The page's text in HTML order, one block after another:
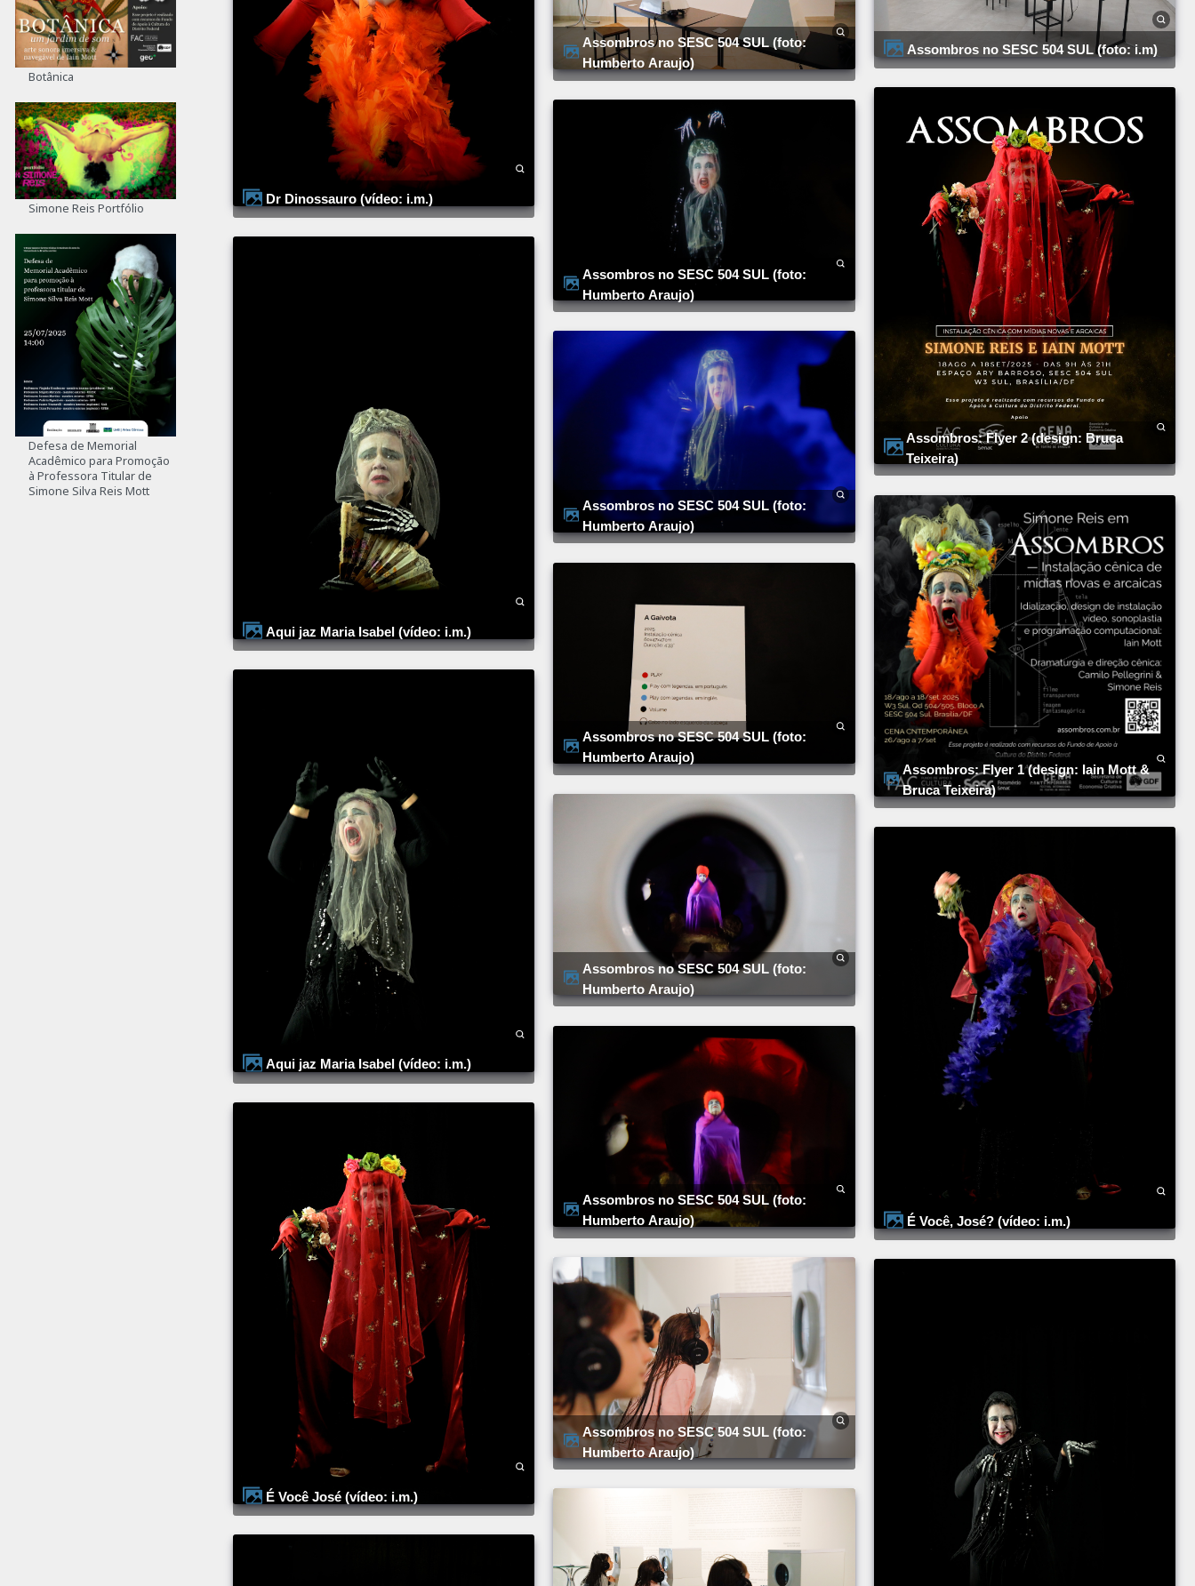
Botânica
Simone Reis Portfólio
Defesa de Memorial
Acadêmico para Promoção
à Professora Titular de
Simone Silva Reis Mott
Dr Dinossauro (vídeo: i.m.)
Aqui jaz Maria Isabel (vídeo: i.m.)
Aqui jaz Maria Isabel (vídeo: i.m.)
É Você José (vídeo: i.m.)
Assombros no SESC 504 SUL (foto:
Humberto Araujo)
Assombros no SESC 504 SUL (foto:
Humberto Araujo)
Assombros no SESC 504 SUL (foto:
Humberto Araujo)
Assombros no SESC 504 SUL (foto:
Humberto Araujo)
Assombros no SESC 504 SUL (foto:
Humberto Araujo)
Assombros no SESC 504 SUL (foto:
Humberto Araujo)
Assombros no SESC 504 SUL (foto:
Humberto Araujo)
Assombros no SESC 504 SUL (foto: i.m)
Assombros: Flyer 2 (design: Bruca
Teixeira)
Assombros: Flyer 1 (design: Iain Mott &
Bruca Teixeira)
É Você, José? (vídeo: i.m.)